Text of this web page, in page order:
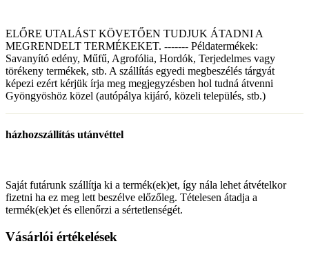
ELŐRE UTALÁST KÖVETŐEN TUDJUK ÁTADNI A
MEGRENDELT TERMÉKEKET. ------- Példatermékek:
Savanyító edény, Műfű, Agrofólia, Hordók, Terjedelmes vagy
törékeny termékek, stb. A szállítás egyedi megbeszélés tárgyát
képezi ezért kérjük írja meg megjegyzésben hol tudná átvenni
Gyöngyöshöz közel (autópálya kijáró, közeli település, stb.)
házhozszállítás utánvéttel
Saját futárunk szállítja ki a termék(ek)et, így nála lehet átvételkor
fizetni ha ez meg lett beszélve előzőleg. Tételesen átadja a
termék(ek)et és ellenőrzi a sértetlenségét.
Vásárlói értékelések